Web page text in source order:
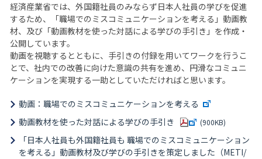
経済産業省では、外国籍社員のみならず日本人社員の学びを促進
するため、「職場でのミスコミュニケーションを考える」動画教
材、及び「動画教材を使った対話による学びの手引き」を作成・
公開しています。
動画を視聴するとともに、手引きの付録を用いてワークを行うこ
とで、社内での改善に向けた意識の共有を進め、円滑なコミュニ
ケーションを実現する一助としていただければと思います。
動画：職場でのミスコミュニケーションを考える
動画教材を使った対話による学びの手引き
(900KB)
「日本人社員も外国籍社員も 職場でのミスコミュニケーション
を考える」動画教材及び学びの手引きを策定しました（METI/